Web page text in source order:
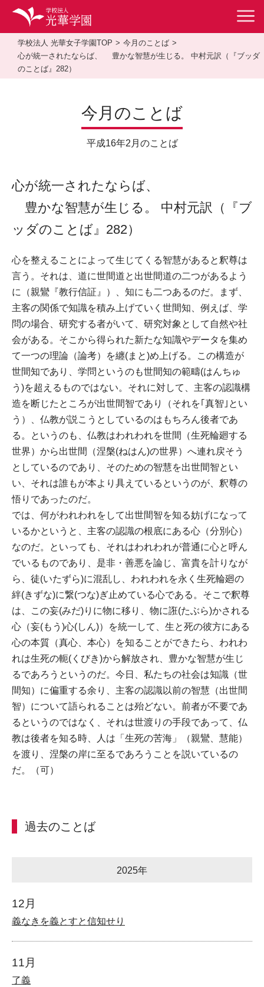
学校法人 光華女子学園TOP
今月のことば
心が統一されたならば、 豊かな智慧が生じる。 中村元訳（『ブッダ
のことば』282）
今月のことば
平成16年2月のことば
心が統一されたならば、
豊かな智慧が生じる。 中村元訳（『ブ
ッダのことば』282）
心を整えることによって生じてくる智慧があると釈尊は
言う。それは、道に世間道と出世間道の二つがあるよう
に（親鸞『教行信証』）、知にも二つあるのだ。まず、
主客の関係で知識を積み上げていく世間知、例えば、学
問の場合、研究する者がいて、研究対象として自然や社
会がある。そこから得られた新たな知識やデータを集め
て一つの理論（論考）を纏(まと)め上げる。この構造が
世間知であり、学問というのも世間知の範疇(はんちゅ
う)を超えるものではない。それに対して、主客の認識構
造を断じたところが出世間智であり（それを｢真智｣とい
う）、仏教が説こうとしているのはもちろん後者であ
る。というのも、仏教はわれわれを世間（生死輪廻する
世界）から出世間（涅槃(ねはん)の世界）へ連れ戻そう
としているのであり、そのための智慧を出世間智とい
い、それは誰もが本より具えているというのが、釈尊の
悟りであったのだ。
では、何がわれわれをして出世間智を知る妨げになって
いるかというと、主客の認識の根底にある心（分別心）
なのだ。といっても、それはわれわれが普通に心と呼ん
でいるものであり、是非・善悪を論じ、富貴を計りなが
ら、徒(いたずら)に混乱し、われわれを永く生死輪廻の
絆(きずな)に繋(つな)ぎ止めている心である。そこで釈尊
は、この妄(みだ)りに物に移り、物に誑(たぶら)かされる
心（妄(もう)心(しん)）を統一して、生と死の彼方にある
心の本質（真心、本心）を知ることができたら、われわ
れは生死の軛(くびき)から解放され、豊かな智慧が生じ
るであろうというのだ。今日、私たちの社会は知識（世
間知）に偏重する余り、主客の認識以前の智慧（出世間
智）について語られることは殆どない。前者が不要であ
るというのではなく、それは世渡りの手段であって、仏
教は後者を知る時、人は「生死の苦海」（親鸞、慧能）
を渡り、涅槃の岸に至るであろうことを説いているの
だ。（可）
過去のことば
2025年
12月
義なきを義とすと信知せり
11月
了義